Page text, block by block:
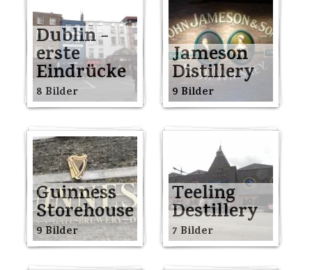
Dublin -
erste
Eindrücke
8 Bilder
Jameson
Distillery
9 Bilder
Guinness
Storehouse
9 Bilder
Teeling
Destillery
7 Bilder